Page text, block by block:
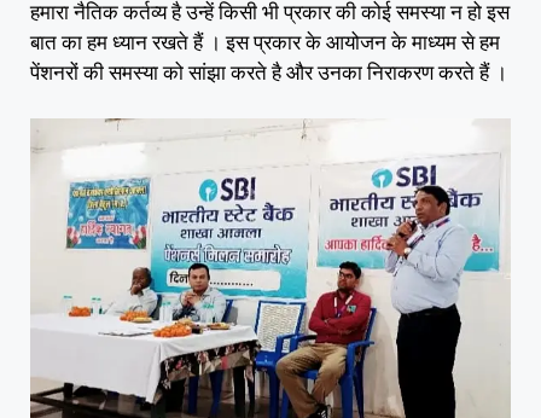
हमारा नैतिक कर्तव्य है उन्हें किसी भी प्रकार की कोई समस्या न हो इस
बात का हम ध्यान रखते हैं । इस प्रकार के आयोजन के माध्यम से हम
पेंशनरों की समस्या को सांझा करते है और उनका निराकरण करते हैं ।